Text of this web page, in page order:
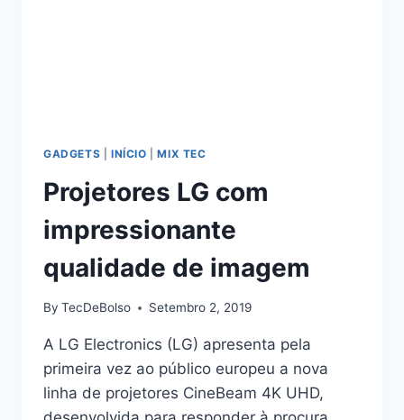
GADGETS INÍCIO |MIX TEC
Projetores LG com
impressionante
qualidade de imagem
By TecDeBolso Setembro 2, 2019
A LG Electronics (LG) apresenta pela
primeira vez ao público europeu a nova
linha de projetores CineBeam 4K UHD,